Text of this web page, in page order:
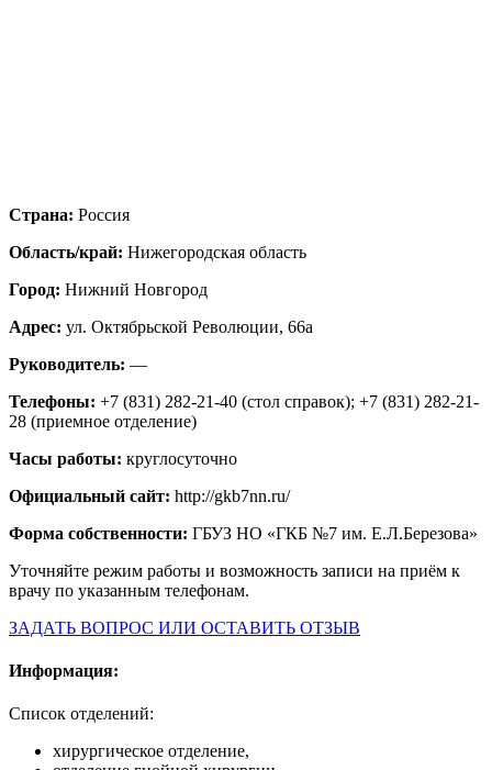
Страна: Россия
Область/край: Нижегородская область
Город: Нижний Новгород
Адрес: ул. Октябрьской Революции, 66а
Руководитель: —
Телефоны: +7 (831) 282-21-40 (стол справок); +7 (831) 282-21-
28 (приемное отделение)
Часы работы: круглосуточно
Официальный сайт: http://gkb7nn.ru/
Форма собственности: ГБУЗ НО «ГКБ №7 им. Е.Л.Березова»
Уточняйте режим работы и возможность записи на приём к
врачу по указанным телефонам.
ЗАДАТЬ ВОПРОС ИЛИ ОСТАВИТЬ ОТЗЫВ
Информация:
Список отделений:
хирургическое отделение,